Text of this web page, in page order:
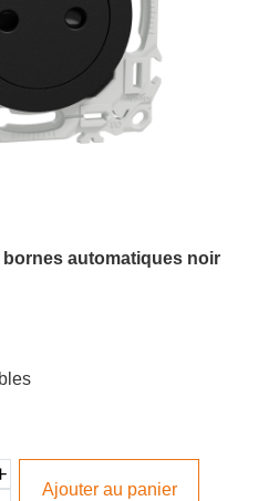
bornes automatiques noir
Ajouter au panier